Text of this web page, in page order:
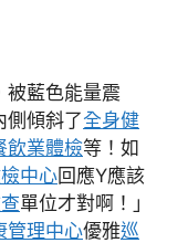
被藍色能量震
側傾斜了全身健
飲業體檢等！如
中心回應Y應該
單位才對啊！」
管理中心優雅巡